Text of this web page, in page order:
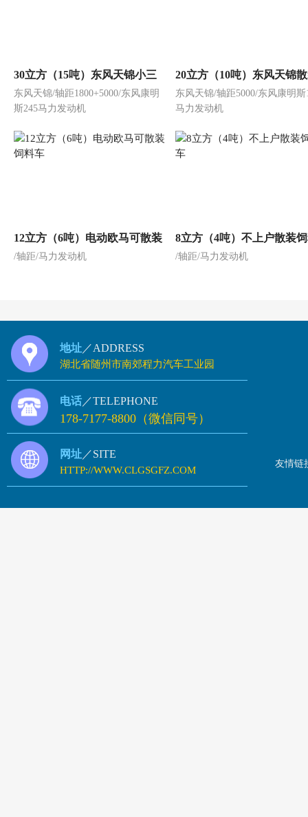
30立方（15吨）东风天锦小三
轴散装饲料车
东风天锦/轴距1800+5000/东风康明
斯245马力发动机
20立方（10吨）东风天锦
饲料车
东风天锦/轴距5000/东风康明斯
马力发动机
12立方（6吨）电动欧马可散装
饲料车
/轴距/马力发动机
8立方（4吨）不上户散装
车
/轴距/马力发动机
地址 ／ADDRESS
湖北省随州市南郊程力汽车工业园
电话 ／TELEPHONE
178-7177-8800（微信同号）
网址 ／SITE
HTTP://WWW.CLGSGFZ.COM
友情链